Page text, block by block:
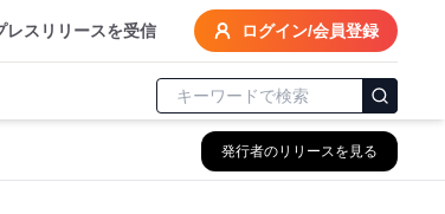
レスリリースを受信 ログイン/会員登録
発行者のリリースを見る